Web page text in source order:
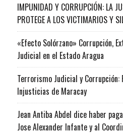
IMPUNIDAD Y CORRUPCIÓN: LA
PROTEGE A LOS VICTIMARIOS Y
«Efecto Solórzano» Corrupción,
Judicial en el Estado Aragua
Terrorismo Judicial y Corrupción:
Injusticias de Maracay
Jean Antiba Abdel dice haber
Jose Alexander Infante y al